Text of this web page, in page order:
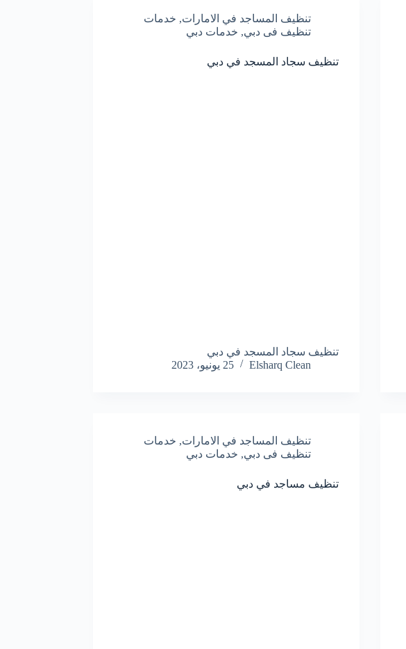
تنظيف المساجد في الامارات, خدمات
تنظيف فى دبي, خدمات دبي
تنظيف سجاد المسجد في دبي
تنظيف سجاد المسجد في دبي
Elsharq Clean
25 يونيو، 2023
تنظيف المساجد في الامارات, خدمات
تنظيف فى دبي, خدمات دبي
تنظيف مساجد في دبي